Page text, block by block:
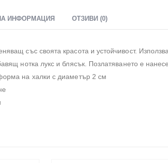
ИНФОРМАЦИЯ ОТЗИВИ (0)
със своята красота и устойчивост.
нотка лукс и блясък. Позлатяването е
на халки с диаметър 2 см